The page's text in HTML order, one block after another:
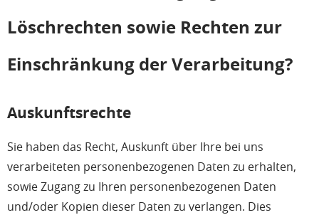
Löschrechten sowie Rechten zur
Einschränkung der Verarbeitung?
Auskunftsrechte
Sie haben das Recht, Auskunft über Ihre bei uns
verarbeiteten personenbezogenen Daten zu erhalten,
sowie Zugang zu Ihren personenbezogenen Daten
und/oder Kopien dieser Daten zu verlangen. Dies